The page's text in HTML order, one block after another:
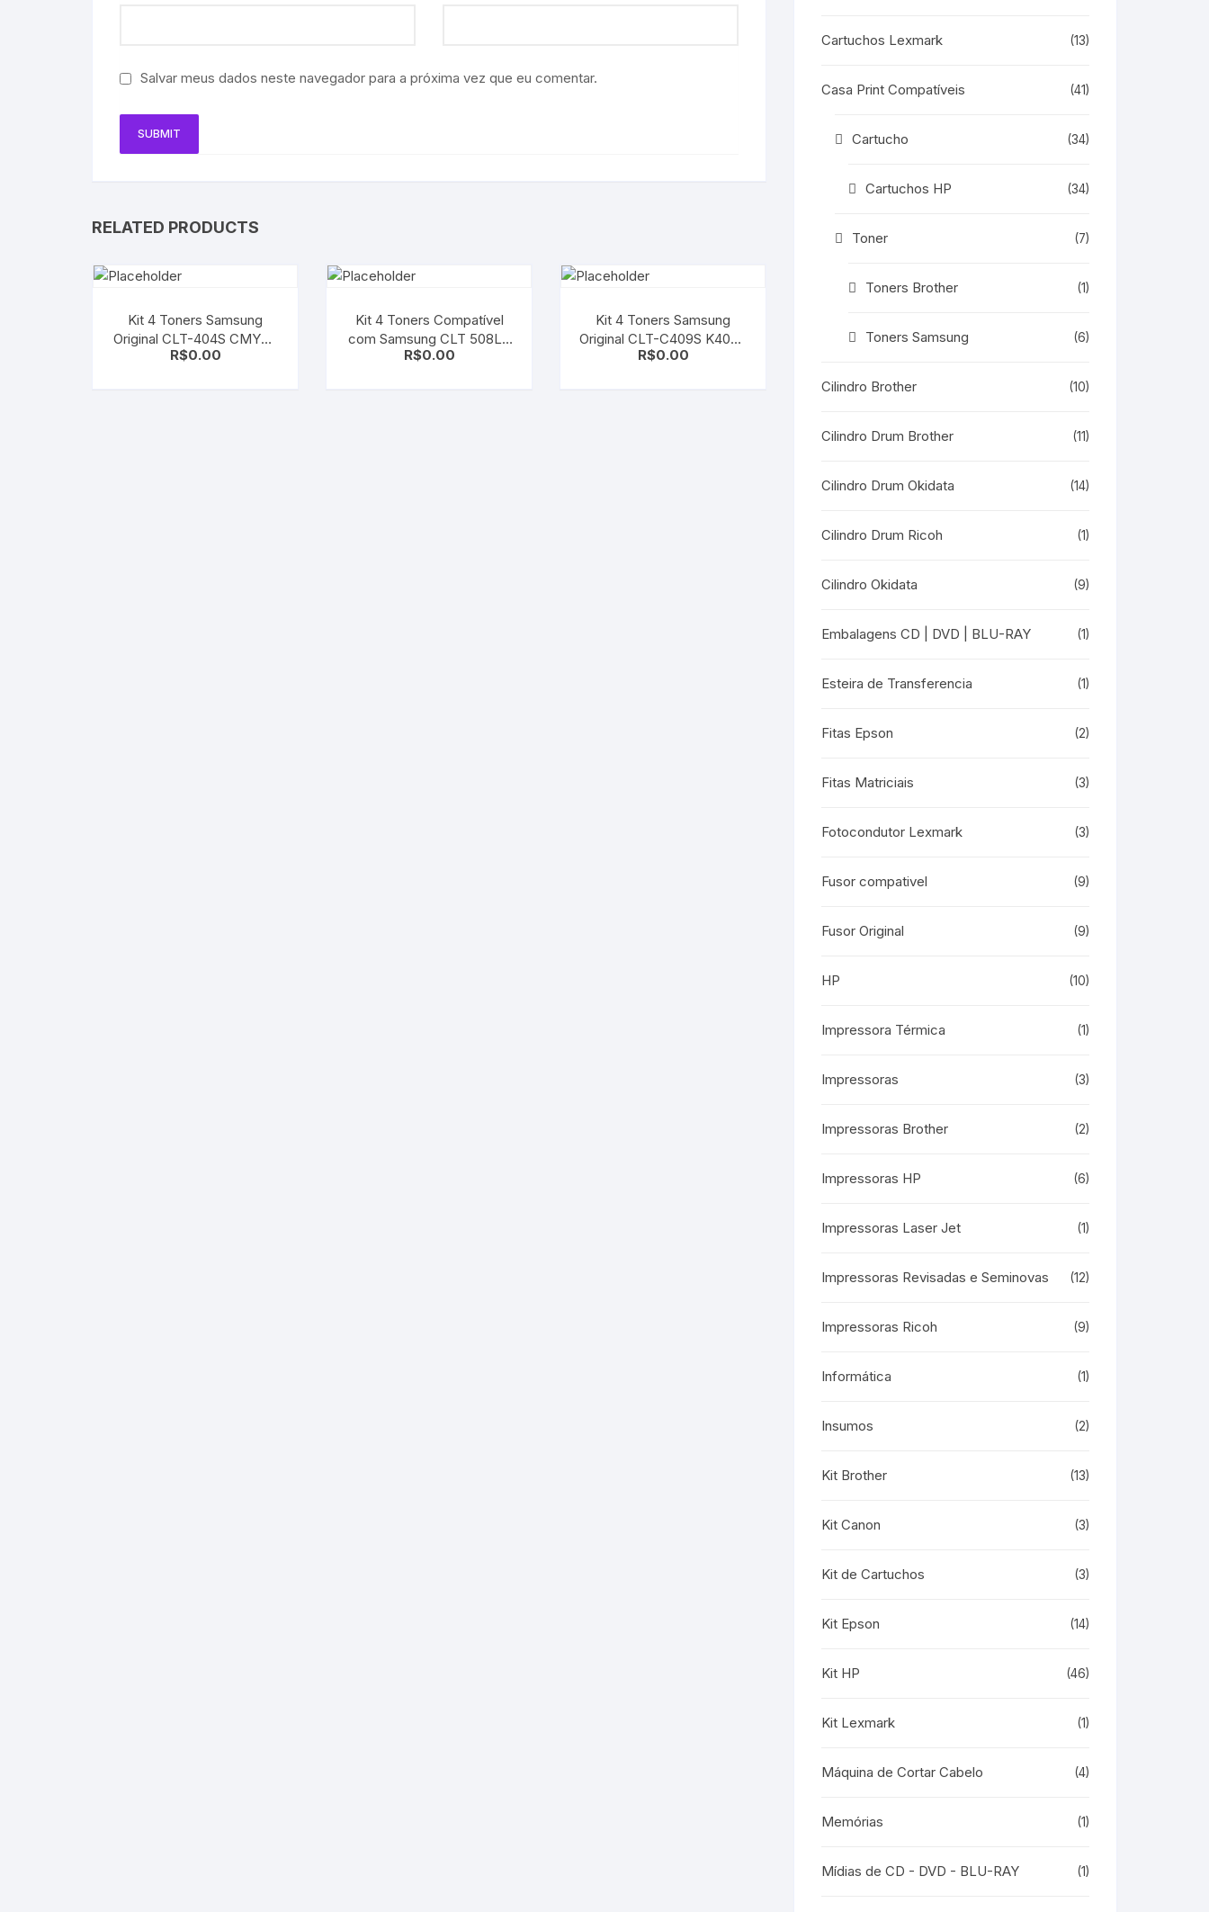
Salvar meus dados neste navegador para a próxima vez que eu comentar.
RELATED PRODUCTS
Kit 4 Toners Samsung
Original CLT-404S CMYK |
SL-C430 C480 C430W
R$0.00
Kit 4 Toners Compatível
com Samsung CLT 508L |
CLP-670ND CLX6220FX
R$0.00
Kit 4 Toners Samsung
Original CLT-C409S K409S
– M409S Y409S CLP-315 |
R$0.00
Cartuchos Lexmark (13)
Casa Print Compatíveis (41)
Cartucho (34)
Cartuchos HP (34)
Toner (7)
Toners Brother (1)
Toners Samsung (6)
Cilindro Brother (10)
Cilindro Drum Brother (11)
Cilindro Drum Okidata (14)
Cilindro Drum Ricoh (1)
Cilindro Okidata (9)
Embalagens CD | DVD | BLU-RAY (1)
Esteira de Transferencia (1)
Fitas Epson (2)
Fitas Matriciais (3)
Fotocondutor Lexmark (3)
Fusor compativel (9)
Fusor Original (9)
HP (10)
Impressora Térmica (1)
Impressoras (3)
Impressoras Brother (2)
Impressoras HP (6)
Impressoras Laser Jet (1)
Impressoras Revisadas e Seminovas (12)
Impressoras Ricoh (9)
Informática (1)
Insumos (2)
Kit Brother (13)
Kit Canon (3)
Kit de Cartuchos (3)
Kit Epson (14)
Kit HP (46)
Kit Lexmark (1)
Máquina de Cortar Cabelo (4)
Memórias (1)
Mídias de CD - DVD - BLU-RAY (1)